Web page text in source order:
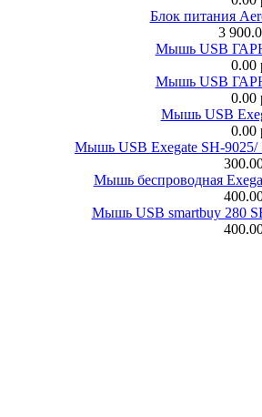
Блок питания
3
Мышь USB
0.00
Мышь USB
0.00
Мышь USB
0.00
Мышь USB Exegate SH-9025/
Мышь беспроводная
Мышь USB smartbuy 280